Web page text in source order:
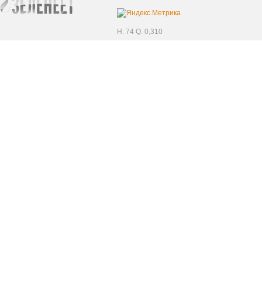
H. 74 Q. 0,310